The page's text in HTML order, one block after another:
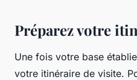
Préparez votre
Une fois votre base
votre itinéraire de visite.